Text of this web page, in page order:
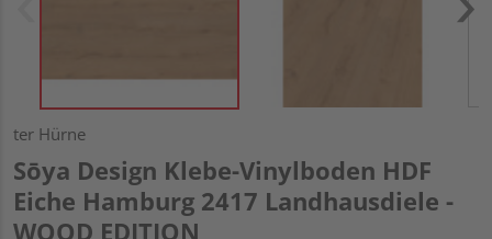
ter Hürne
Sōya Design Klebe-Vinylboden HDF
Eiche Hamburg 2417 Landhausdiele -
WOOD EDITION